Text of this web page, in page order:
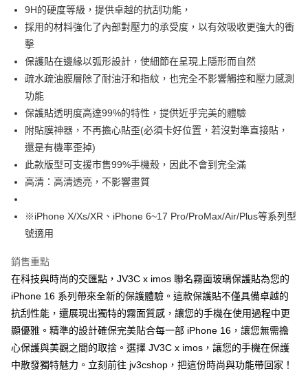
Apple Pay
街口支付
AFTEE先享後付
相關說明
【關於「AFTEE先享後付」】
AFTEE先享後付是「在收到商品之後才付款」的支付方式。 讓您購物簡單
便利好安心！
１．簡單：不需註冊會員、不需綁卡、不需儲值。
３．安心：先確認商品／服務後，再付款。
【「AFTEE先享後付」結帳流程】
１．於結帳方式選擇「AFTEE先享後付」後，將跳轉至「AFTEE先享後付」
結帳頁面，進行簡訊認證並確認金額後，即可完成結帳。
２．訂單成立數日內，您將收到繳費通知簡訊。
ATM／網路銀行／等多元方式進行付款，方視為交易完成。
購買商品的店家。未經商家同意取消之訂單仍視為有效，需透過AFTEE先享
後付繳納相關費用。
是否繳費成功／繳費後需取消欲退款等相關疑問，請聯繫「AFTEE先享後付
客戶支援中心」https://netprotections.freshdesk.com/support/home
【注意事項】
１．透過由恩沛科技股份有限公司提供之「AFTEE先享後付」服務完成之交
易，需依本服務之必要範圍內提供個人資料，並將交易相關給付款項請求債
ATM付款
運送方式
每筆NT$60，滿NT$499(含以上)免運費
付款後全家取貨
每筆NT$60，滿NT$499(含以上)免運費
每筆NT$60，滿NT$499(含以上)免運費
每筆NT$60，滿NT$499(含以上)免運費
宅配
每筆NT$80，滿NT$699(含以上)免運費
9H的硬度等級，提供卓越的抗刮功能，
採用的材料強化了內部對壓力的承受度，以有效吸收更強大的衝
擊
保護貼在邊緣以弧形設計，使細節在呈現上隱形而自然
疏水疏油膜層除了耐油汙和指紋，也完全不影響觸控和壓力感測
功能
保護貼透明度高達99%的特性，提供近乎完美的體驗
附貼膜神器，不再擔心貼歪(必須卡好位置，若沒對準直接貼，
還是有機率歪掉)
此款版型可支援市售99%手機殼，因此不會到完全滿
高清：高清透亮，不影響畫質
※iPhone X/Xs/XR、iPhone 6~17 Pro/ProMax/Air/Plus等系列型
號適用
銷售重點
在科技與時尚的交匯點，JV3C x imos 聯名霧面玻璃保護貼為您的
iPhone 16 系列帶來全新的保護體驗。這款保護貼不僅具備卓越的
抗刮性能，還展現出獨特的霧面質感，讓您的手機在使用過程中更
顯優雅。精準的設計確保完美貼合每一部 iPhone 16，讓您無需擔
心保護與美觀之間的取捨。選擇 JV3C x imos，讓您的手機在保護
中散發獨特魅力。立刻前往 jv3cshop，把這份時尚與功能帶回家！